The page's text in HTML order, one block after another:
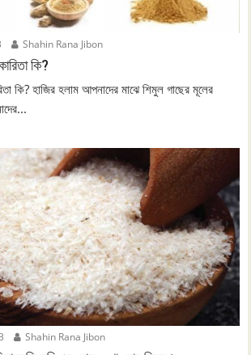
Shahin Rana Jibon
কি?
কি? হাজির হলাম আপনাদের মাঝে শিমুল গাছের মূলের
Shahin Rana Jibon